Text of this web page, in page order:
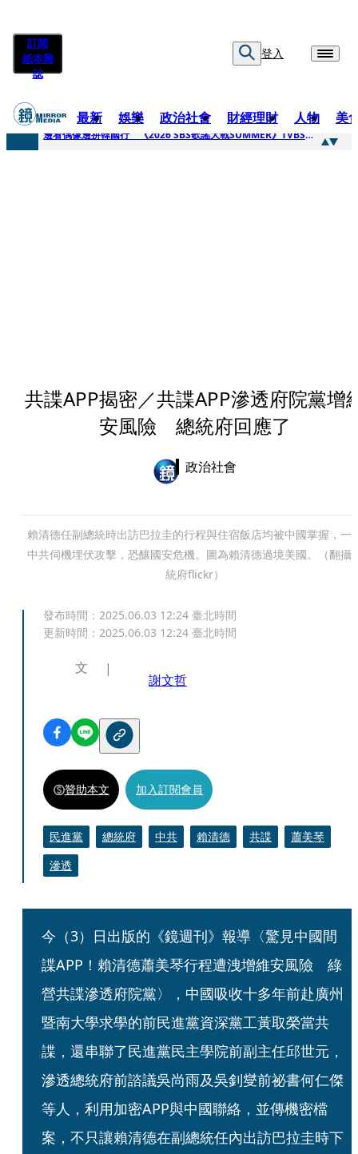
訂閱
紙本雜
誌
登入
最新 娛樂 政治社會 財經理財 人物 美
快訊
邊看偶像邊拚韓國行 《2026 SBS歌謠大戰SUMMER》TVBS直播祭追星福利
共諜APP揭密／共諜APP滲透府院黨增
安風險 總統府回應了
政治社會
賴清德任副總統時出訪巴拉圭的行程與住宿飯店均被中國掌握，一
中共伺機埋伏攻擊，恐釀國安危機。圖為賴清德過境美國。（翻攝
統府flickr）
發布時間： 2025.06.03 12:24 臺北時間
更新時間： 2025.06.03 12:24 臺北時間
文
謝文哲
贊助本文 加入訂閱會員
民進黨 總統府 中共 賴清德 共諜
蕭美琴
滲透
今（3）日出版的《鏡週刊》報導〈驚見中國間
諜APP！賴清德蕭美琴行程遭洩增維安風險　綠
營共諜滲透府院黨〉，中國吸收十多年前赴廣州
暨南大學求學的前民進黨資深黨工黃取榮當共
諜，還串聯了民進黨民主學院前副主任邱世元，
滲透總統府前諮議吳尚雨及吳釗燮前祕書何仁傑
等人，利用加密APP與中國聯絡，並傳機密檔
案，不只讓賴清德在副總統任內出訪巴拉圭時下